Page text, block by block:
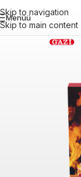
Skip to navigation
Skip to main content
Menüü